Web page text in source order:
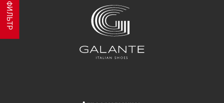
ФИЛЬТР